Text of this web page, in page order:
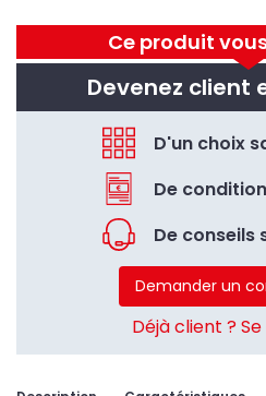
Ce produit
Devenez client
D'un choix
De
De conseils
Demander un
Déjà client ?